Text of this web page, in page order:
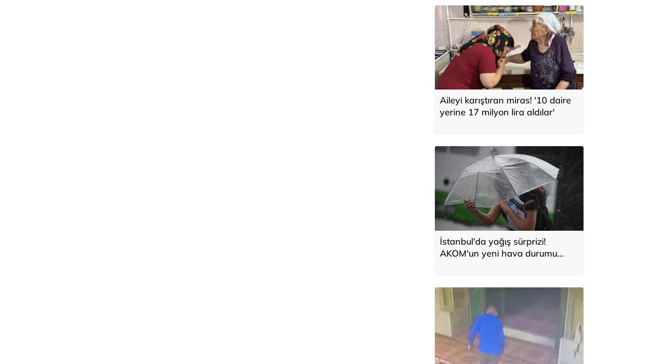
Aileyi karıştıran miras! '10 daire
yerine 17 milyon lira aldılar'
İstanbul'da yağış sürprizi!
AKOM'un yeni hava durumu